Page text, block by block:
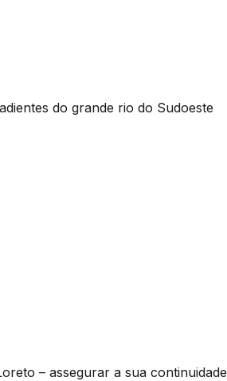
do grande rio do Sudoeste
– assegurar a sua continuidade